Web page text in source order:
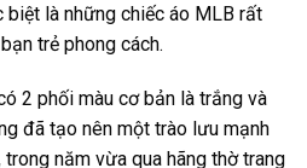
là những chiếc áo MLB rất
trẻ phong cách.
2 phối màu cơ bản là trắng và
đã tạo nên một trào lưu mạnh
năm vừa qua hãng thờ trang